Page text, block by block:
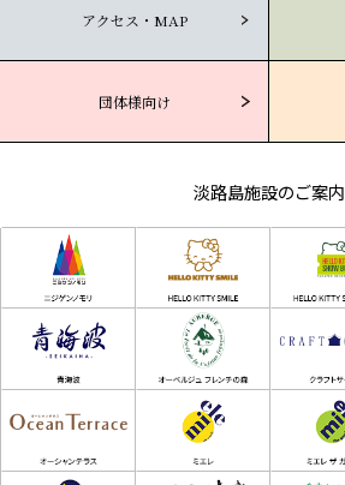
アクセス・MAP
団体様向け
淡路島施設のご案内